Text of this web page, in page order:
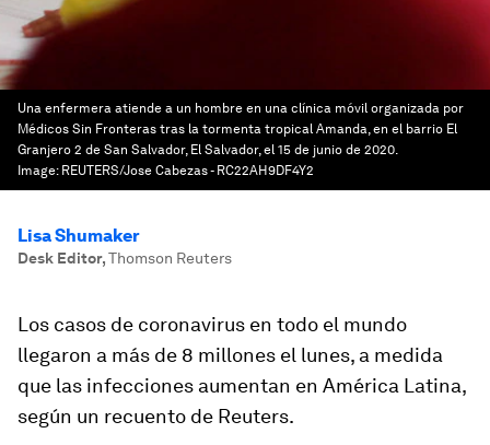
Una enfermera atiende a un hombre en una clínica móvil organizada por
Médicos Sin Fronteras tras la tormenta tropical Amanda, en el barrio El
Granjero 2 de San Salvador, El Salvador, el 15 de junio de 2020.
Image: REUTERS/Jose Cabezas - RC22AH9DF4Y2
Lisa Shumaker
Desk Editor,Thomson Reuters
Los casos de coronavirus en todo el mundo
llegaron a más de 8 millones el lunes, a medida
que las infecciones aumentan en América Latina,
según un recuento de Reuters.